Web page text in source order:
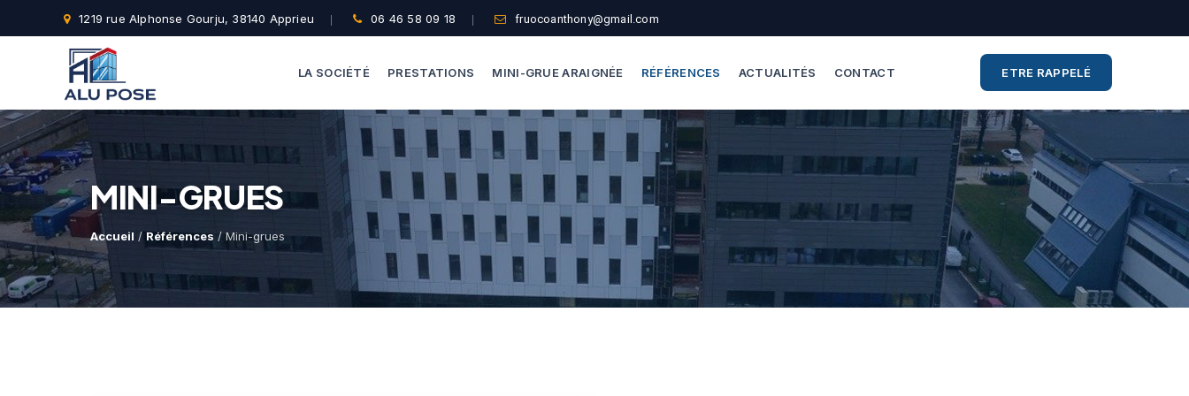
1219 rue Alphonse Gourju, 38140 Apprieu 06 46 58 09 18 fruocoanthony@gmail.com
LA SOCIÉTÉ PRESTATIONS
Dépannage Vitrages
Vitrine Magasin
Expertise Bris De Glace
Recherche De Fuite
MINI-GRUE ARAIGNÉE
Capacité De Levage
Nos Formules
RÉFÉRENCES ACTUALITÉS CONTACT ETRE RAPPELÉ
MINI-GRUES
Accueil / Références / Mini-grues